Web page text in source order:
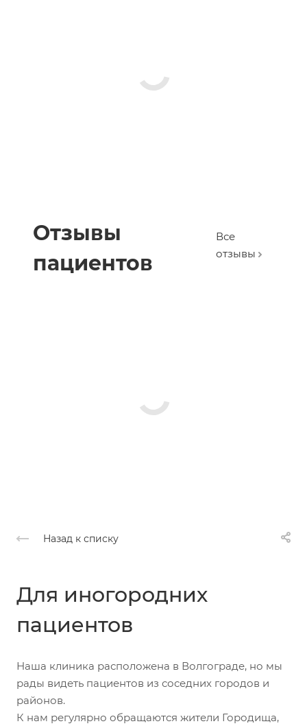
Отзывы
пациентов
Все
отзывы
Назад к списку
Для иногородних
пациентов
Наша клиника расположена в Волгограде, но мы
рады видеть пациентов из соседних городов и
районов.
К нам регулярно обращаются жители Городища,